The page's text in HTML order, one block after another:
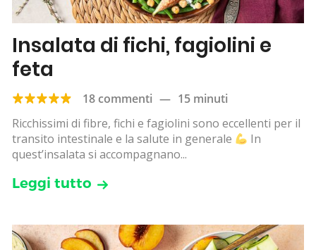
Insalata di fichi, fagiolini e
feta
18 commenti — 15 minuti
Ricchissimi di fibre, fichi e fagiolini sono eccellenti per il
transito intestinale e la salute in generale
In
quest’insalata si accompagnano...
Leggi tutto